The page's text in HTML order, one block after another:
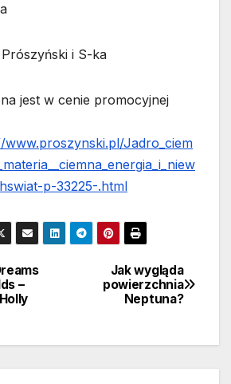
i S-ka
jest w cenie promocyjnej
www.proszynski.pl/Jadro_ciem
p-33225-.html
Jak wygląda
powierzchnia
Neptuna?
–